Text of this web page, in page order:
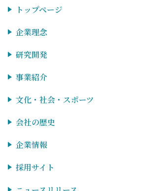
トップページ
企業理念
研究開発
事業紹介
文化・社会・スポーツ
会社の歴史
企業情報
採用サイト